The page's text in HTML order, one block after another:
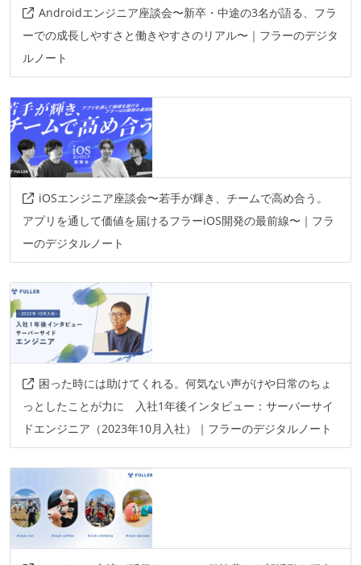
Androidエンジニア座談会〜新卒・中途の3名が語る、フラ
ーでの成長しやすさと働きやすさのリアル〜｜フラーのデジタ
ルノート
iOSエンジニア座談会〜若手が輝き、チームで高め合う。
アプリを通して価値を届けるフラーiOS開発の最前線〜｜フラ
ーのデジタルノート
困った時には助けてくれる。何気ない声がけや日常のちょ
っとしたことが力に 入社1年後インタビュー：サーバーサイ
ドエンジニア（2023年10月入社）｜フラーのデジタルノート